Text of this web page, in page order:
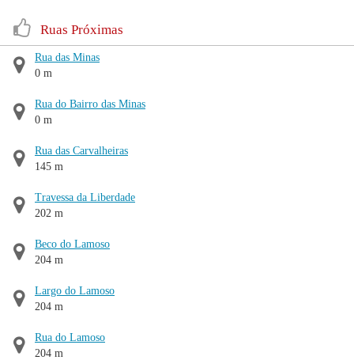
Ruas Próximas
Rua das Minas
0 m
Rua do Bairro das Minas
0 m
Rua das Carvalheiras
145 m
Travessa da Liberdade
202 m
Beco do Lamoso
204 m
Largo do Lamoso
204 m
Rua do Lamoso
204 m